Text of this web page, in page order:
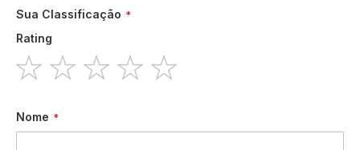
Sua Classificação
Rating
Nome